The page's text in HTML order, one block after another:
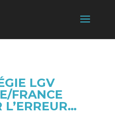
LGV
FRANCE
L’ERREUR…